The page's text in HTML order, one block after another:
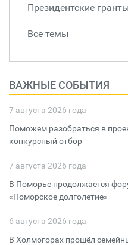
Президентские гранты
Все темы
ВАЖНЫЕ СОБЫТИЯ
7 августа 2026 года
Поможем разобраться в
конкурсный отбор
7 августа 2026 года
В Поморье продолжается
«Поморское долголетие»
6 августа 2026 года
В Холмогорах прошёл